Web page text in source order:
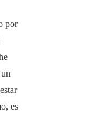
por
es